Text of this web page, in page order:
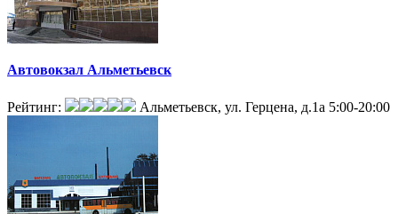
Автовокзал Альметьевск
Рейтинг: Альметьевск, ул. Герцена, д.1а 5:00-20:00